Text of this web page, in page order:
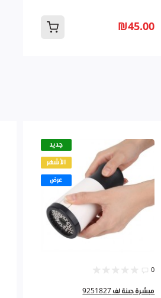
₪45.00
جديد
الأشهر
عرض
0
مبشرة جبنة لف 9251827